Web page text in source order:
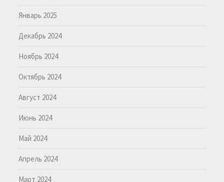
Январь 2025
Декабрь 2024
Ноябрь 2024
Октябрь 2024
Август 2024
Июнь 2024
Май 2024
Апрель 2024
Март 2024